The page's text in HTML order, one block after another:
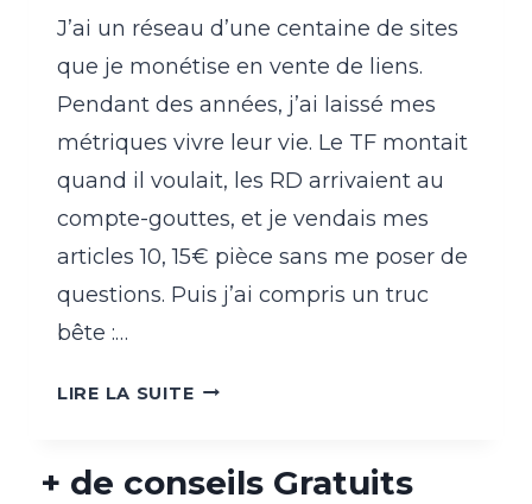
J’ai un réseau d’une centaine de sites
que je monétise en vente de liens.
Pendant des années, j’ai laissé mes
métriques vivre leur vie. Le TF montait
quand il voulait, les RD arrivaient au
compte-gouttes, et je vendais mes
articles 10, 15€ pièce sans me poser de
questions. Puis j’ai compris un truc
bête :…
LIRE LA SUITEMETRICS
COMMENT
+ de conseils Gratuits